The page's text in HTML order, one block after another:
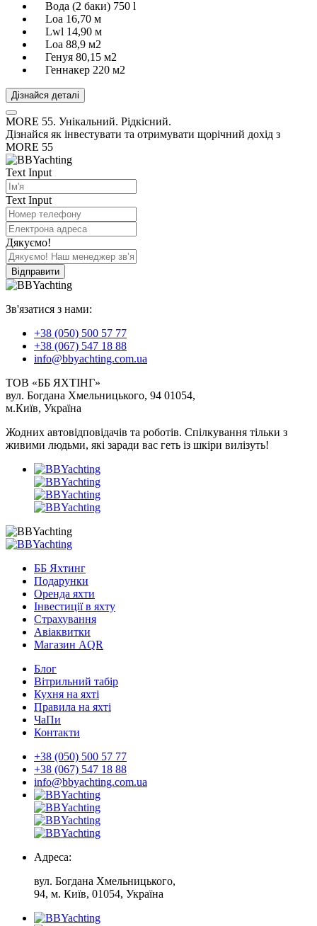
Вода (2 баки) 750 l
Loa 16,70 м
Lwl 14,90 м
Loa 88,9 м2
Генуя 80,15 м2
Геннакер 220 м2
Дізнайся деталі
MORE 55. Унікальний. Рідкісний.
Дізнайся як інвестувати та отримувати щорічний дохід з
MORE 55
Text Input
Text Input
Дякуємо!
Відправити
Зв'язатися з нами:
+38 (050) 500 57 77
+38 (067) 547 18 88
info@bbyachting.com.ua
ТОВ «ББ ЯХТІНГ»
вул. Богдана Хмельницького, 94 01054,
м.Київ, Україна
Жодних автовідповідачів та роботів. Спілкування тільки з
живими людьми, які заради вас геть із шкіри вилізуть!
ББ Яхтинг
Подарунки
Оренда яхти
Інвестиції в яхту
Страхування
Авіаквитки
Магазин AQR
Блог
Вітрильний табір
Кухня на яхті
Правила на яхті
ЧаПи
Контакти
+38 (050) 500 57 77
+38 (067) 547 18 88
info@bbyachting.com.ua
Адреса:
вул. Богдана Хмельницького,
94, м. Київ, 01054, Україна